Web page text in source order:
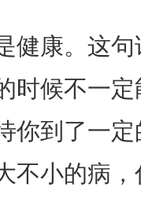
健康。这
时候不一
你到了一
不小的病